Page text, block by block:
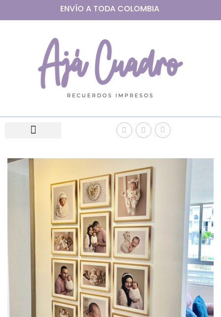
ENVÍO A TODA COLOMBIA